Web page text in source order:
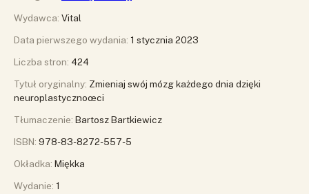
Wydawca: Vital
Data pierwszego wydania: 1 stycznia 2023
Liczba stron: 424
Tytuł oryginalny: Zmieniaj swój mózg każdego dnia dzięki
neuroplastycznoœci
Tłumaczenie: Bartosz Bartkiewicz
ISBN: 978-83-8272-557-5
Okładka: Miękka
Wydanie: 1